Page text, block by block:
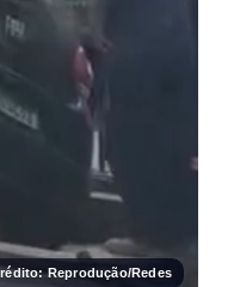
Reprodução/Redes